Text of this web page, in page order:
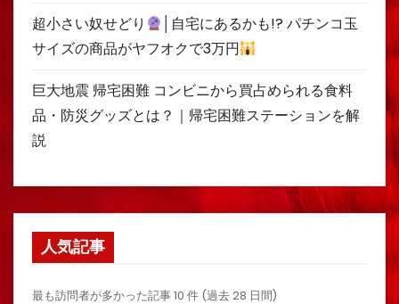
超小さい奴せどり
│自宅にあるかも!? パチンコ玉
サイズの商品がヤフオクで3万円
巨大地震 帰宅困難 コンビニから買占められる食料
品・防災グッズとは？｜帰宅困難ステーションを解
説
人気記事
最も訪問者が多かった記事 10 件 (過去 28 日間)